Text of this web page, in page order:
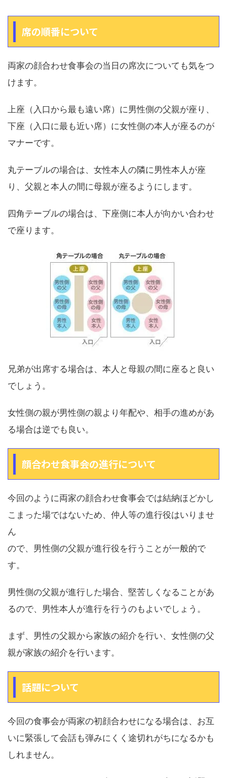
席の順番について
両家の顔合わせ食事会の当日の席次についても気をつ
けます。
上座（入口から最も遠い席）に男性側の父親が座り、
下座（入口に最も近い席）に女性側の本人が座るのが
マナーです。
丸テーブルの場合は、女性本人の隣に男性本人が座
り、父親と本人の間に母親が座るようにします。
四角テーブルの場合は、下座側に本人が向かい合わせ
で座ります。
兄弟が出席する場合は、本人と母親の間に座ると良い
でしょう。
女性側の親が男性側の親より年配や、相手の進めがあ
る場合は逆でも良い。
顔合わせ食事会の進行について
今回のように両家の顔合わせ食事会では結納ほどかし
こまった場ではないため、仲人等の進行役はいりませ
ん
ので、男性側の父親が進行役を行うことが一般的で
す。
男性側の父親が進行した場合、堅苦しくなることがあ
るので、男性本人が進行を行うのもよいでしょう。
まず、男性の父親から家族の紹介を行い、女性側の父
親が家族の紹介を行います。
話題について
今回の食事会が両家の初顔合わせになる場合は、お互
いに緊張して会話も弾みにくく途切れがちになるかも
しれません。